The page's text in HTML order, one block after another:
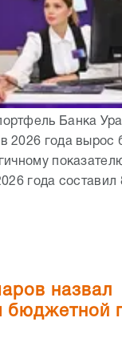
Банка
2026 года вырос
года составил
назвал
бюджетной